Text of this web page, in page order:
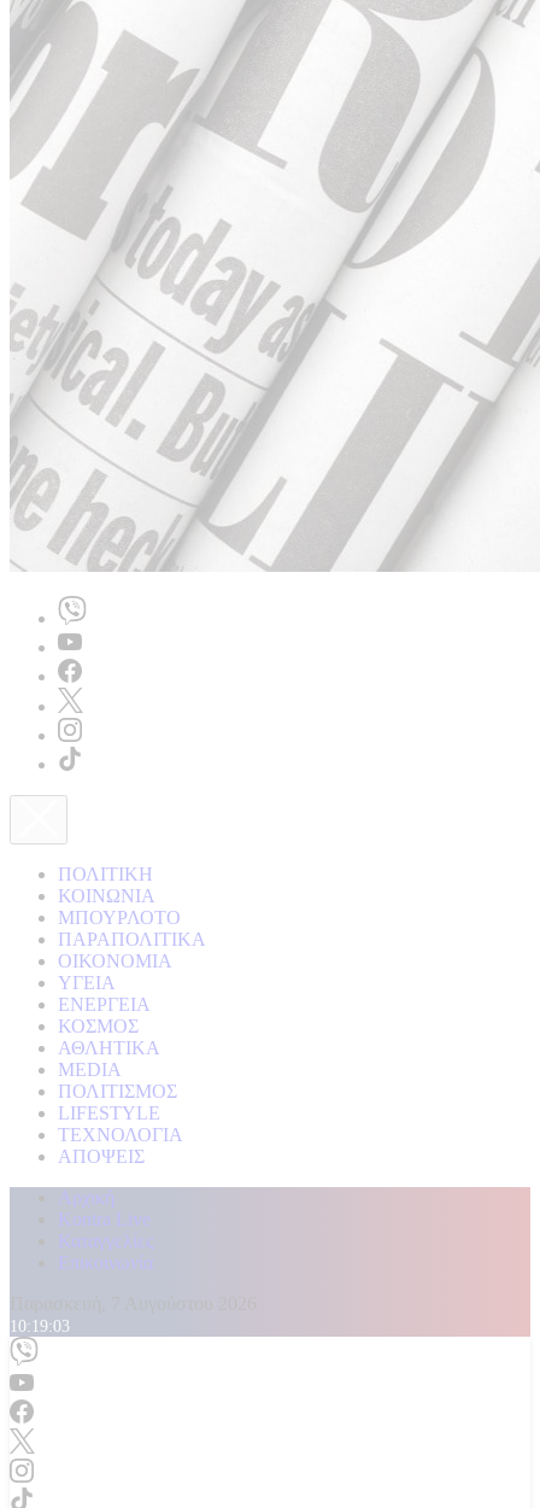
ΠΟΛΙΤΙΚΗ
ΚΟΙΝΩΝΙΑ
ΜΠΟΥΡΛΟΤΟ
ΠΑΡΑΠΟΛΙΤΙΚΑ
ΟΙΚΟΝΟΜΙΑ
ΥΓΕΙΑ
ΕΝΕΡΓΕΙΑ
ΚΟΣΜΟΣ
ΑΘΛΗΤΙΚΑ
MEDIA
ΠΟΛΙΤΙΣΜΟΣ
LIFESTYLE
ΤΕΧΝΟΛΟΓΙΑ
ΑΠΟΨΕΙΣ
Αρχική
Kontra Live
Καταγγελίες
Επικοινωνία
10:19:05